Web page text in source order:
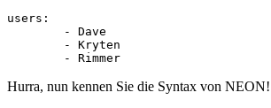
users:
Hurra, nun kennen Sie die Syntax von NEON!